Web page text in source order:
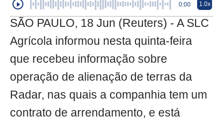
0:00 1.0x
SÃO PAULO, 18 Jun (Reuters) - A SLC
Agrícola informou nesta quinta-feira
que recebeu informação sobre
operação de alienação de terras da
Radar, nas quais a companhia tem um
contrato de arrendamento, e está